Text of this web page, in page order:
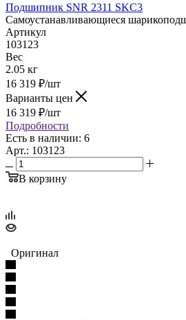
Подшипник SNR 2311 SKC3
Самоустанавливающиеся
Артикул
103123
Вес
2.05 кг
16 319 ₽/шт
Варианты цен
16 319 ₽/шт
Подробности
Есть в наличии: 6
Арт.: 103123
В корзину
Оригинал